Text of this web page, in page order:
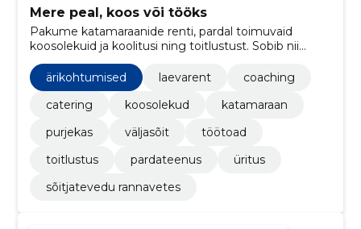
Mere peal, koos või tööks
Pakume katamaraanide renti, pardal toimuvaid
koosolekuid ja koolitusi ning toitlustust. Sobib nii
sõpruskondadele kui ka ettevõtetele.
ärikohtumised
laevarent
coaching
catering
koosolekud
katamaraan
purjekas
väljasõit
töötoad
toitlustus
pardateenus
üritus
sõitjatevedu rannavetes